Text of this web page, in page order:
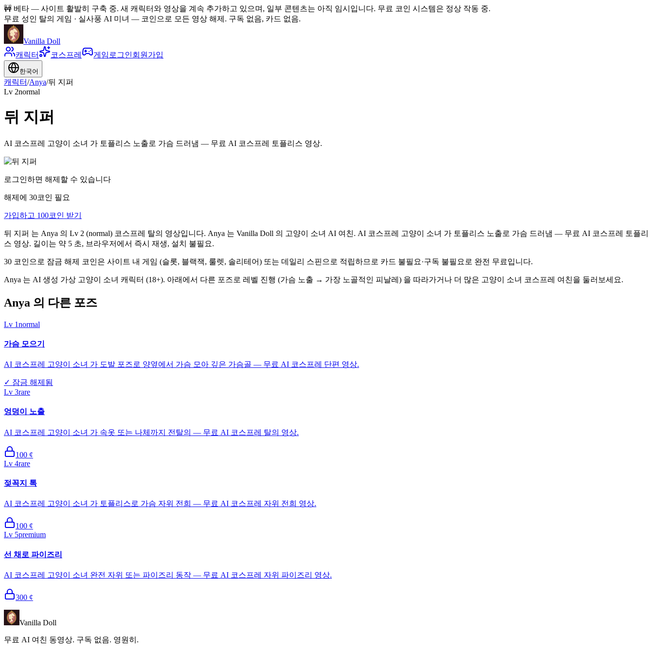
🚧 베타 — 사이트 활발히 구축 중. 새 캐릭터와 영상을 계속 추가하고 있으며, 일부 콘텐츠는 아직 임시입니다. 무료 코인 시스템은 정상 작동 중.
무료 성인 탈의 게임 · 실사풍 AI 미녀 — 코인으로 모든 영상 해제. 구독 없음, 카드 없음.
Vanilla Doll
캐릭터
코스프레 게임 로그인회원가입
한국어
캐릭터/Anya/뒤 지퍼
Lv 2normal
뒤 지퍼
AI 코스프레 고양이 소녀 가 토플리스 노출로 가슴 드러냄 — 무료 AI 코스프레 토플리스 영상.
로그인하면 해제할 수 있습니다
해제에 30코인 필요
가입하고 100코인 받기
뒤 지퍼 는 Anya 의 Lv 2 (normal) 코스프레 탈의 영상입니다. Anya 는 Vanilla Doll 의 고양이 소녀 AI 여친. AI 코스프레 고양이 소녀 가 토플리스 노출로 가슴 드러냄 — 무료 AI 코스프레 토플리
스 영상. 길이는 약 5 초, 브라우저에서 즉시 재생, 설치 불필요.
30 코인으로 잠금 해제 코인은 사이트 내 게임 (슬롯, 블랙잭, 룰렛, 솔리테어) 또는 데일리 스핀으로 적립하므로 카드 불필요·구독 불필요로 완전 무료입니다.
Anya 는 AI 생성 가상 고양이 소녀 캐릭터 (18+). 아래에서 다른 포즈로 레벨 진행 (가슴 노출 → 가장 노골적인 피날레) 을 따라가거나 더 많은 고양이 소녀 코스프레 여친을 둘러보세요.
Anya 의 다른 포즈
Lv 1normal
가슴 모으기
AI 코스프레 고양이 소녀 가 도발 포즈로 양옆에서 가슴 모아 깊은 가슴골 — 무료 AI 코스프레 단편 영상.
✓ 잠금 해제됨
Lv 3rare
엉덩이 노출
AI 코스프레 고양이 소녀 가 속옷 또는 나체까지 전탈의 — 무료 AI 코스프레 탈의 영상.
100 ¢
Lv 4rare
젖꼭지 톡
AI 코스프레 고양이 소녀 가 토플리스로 가슴 자위 전희 — 무료 AI 코스프레 자위 전희 영상.
100 ¢
Lv 5premium
선 채로 파이즈리
AI 코스프레 고양이 소녀 완전 자위 또는 파이즈리 동작 — 무료 AI 코스프레 자위 파이즈리 영상.
300 ¢
Vanilla Doll
무료 AI 여친 동영상. 구독 없음. 영원히.